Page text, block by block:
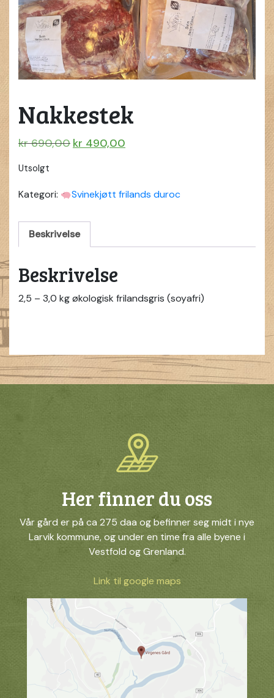
Nakkestek
kr690,00 Opprinnelig
kr 490,00
Utsolgt
Kategori: Svinekjøtt frilands duroc
Beskrivelse
Beskrivelse
2,5 – 3,0 kg økologisk frilandsgris (soyafri)
Her finner du oss
Vår gård er på ca 275 daa og befinner seg midt i nye
Larvik kommune, og under en time fra alle byene i
Vestfold og Grenland.
Link til google maps